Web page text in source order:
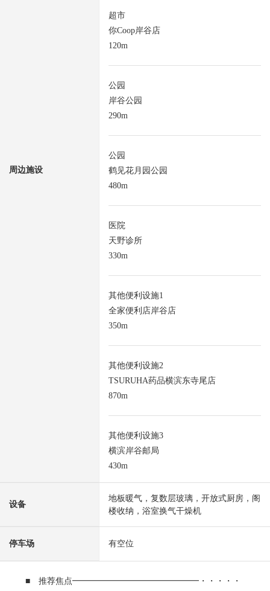
周边施设
超市
你Coop岸谷店
120m
公园
岸谷公园
290m
公园
鹤见花月园公园
480m
医院
天野诊所
330m
其他便利设施1
全家便利店岸谷店
350m
其他便利设施2
TSURUHA药品横滨东寺尾店
870m
其他便利设施3
横滨岸谷邮局
430m
设备
地板暖气，复数层玻璃，开放式厨房，阁
楼收纳，浴室换气干燥机
停车场 有空位
■ 推荐焦点━━━━━━━━━━━━━━━・・・・・